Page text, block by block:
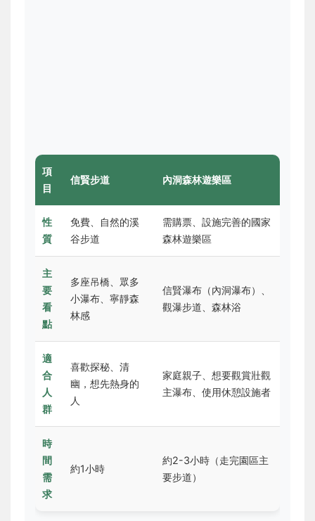
項
目
信賢步道 內洞森林遊樂區
性
質
免費、自然的溪
谷步道
需購票、設施完善的國家
森林遊樂區
主
要
看
點
多座吊橋、眾多
小瀑布、寧靜森
林感
信賢瀑布（內洞瀑布）、
觀瀑步道、森林浴
適
合
人
群
喜歡探秘、清
幽，想先熱身的
人
家庭親子、想要觀賞壯觀
主瀑布、使用休憩設施者
時
間
需
求
約1小時
約2-3小時（走完園區主
要步道）